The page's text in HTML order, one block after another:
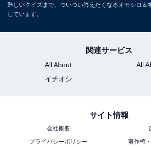
離婚を決意をした1991年のクリスマ
本作の舞台は、1991年のクリスマス。
ウスに、クリスマスを祝う王族が集まり
難しいクイズまで、ついつい答えたくなるオモシロ＆
しています。
関連サービス
All About
All
イチオシ
サイト情報
会社概要
プライバシーポリシー
著作権